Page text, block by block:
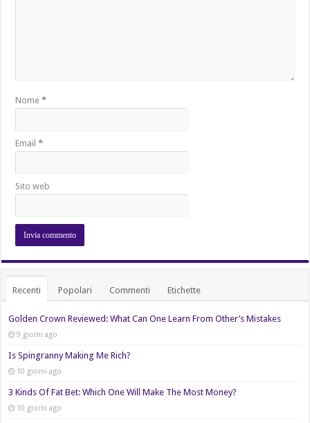
Nome*
Email*
Sito web
Recenti Popolari Commenti Etichette
Golden Crown Reviewed: What Can One Learn From Other’s Mistakes
9 giorni ago
Is Spingranny Making Me Rich?
10 giorni ago
3 Kinds Of Fat Bet: Which One Will Make The Most Money?
10 giorni ago